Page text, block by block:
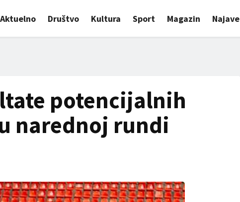
Aktuelno Društvo Kultura Sport Magazin Najave
potencijalnih
narednoj rundi